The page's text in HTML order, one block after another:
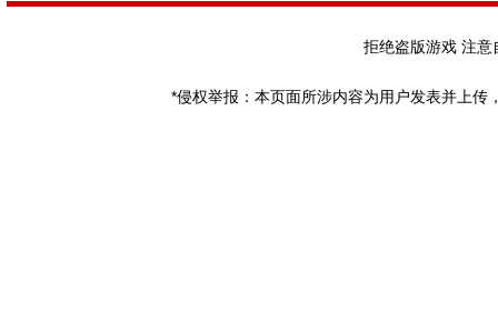
拒绝盗版游戏 注
*侵权举报：本页面所涉内容为用户发表并上